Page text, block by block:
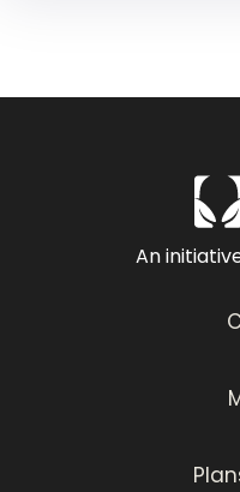
An